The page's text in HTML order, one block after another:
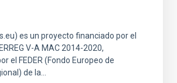
es un proyecto financiado por el
V-A MAC 2014-2020,
el FEDER (Fondo Europeo de
de la...